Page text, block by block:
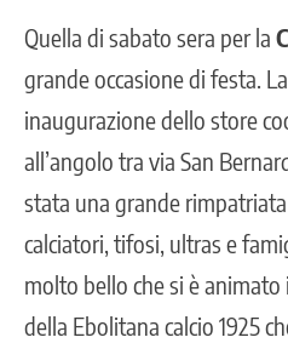
Quella di sabato sera per la
grande occasione di festa.
inaugurazione dello store
all’angolo tra via San
stata una grande
calciatori, tifosi, ultras e
molto bello che si è
della Ebolitana calcio 1925